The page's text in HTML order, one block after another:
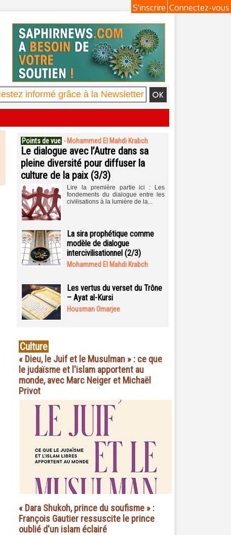
Connectez-vous
S'inscrire
Points de vue - Mohammed El Mahdi Krabch
Le dialogue avec l’Autre dans sa
pleine diversité pour diffuser la
culture de la paix (3/3)
Lire la première partie ici : Les
fondements du dialogue entre les
civilisations à la lumière de la...
La sira prophétique comme
modèle de dialogue
intercivilisationnel (2/3)
Mohammed El Mahdi Krabch
Les vertus du verset du Trône
– Ayat al-Kursi
Housman Omarjee
Culture
« Dieu, le Juif et le Musulman » : ce que
le judaïsme et l'islam apportent au
monde, avec Marc Neiger et Michaël
Privot
« Dara Shukoh, prince du soufisme » :
François Gautier ressuscite le prince
oublié d'un islam éclairé